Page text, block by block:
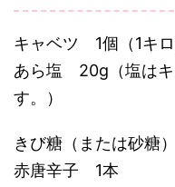
キャベツ 1個（1キロ
あら塩 20g（塩はキ
す。）
きび糖（または砂糖
赤唐辛子 1本